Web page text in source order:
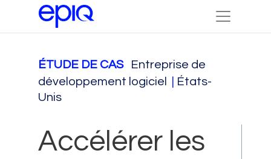
ÉTUDE DE CAS
Entreprise de
développement logiciel
États-
Unis
Accélérer les